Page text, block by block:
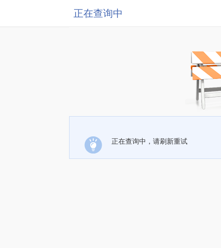
正在查询中
正在查询中，请刷新重试